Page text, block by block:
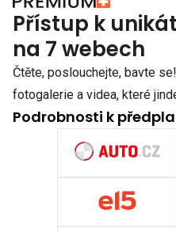
Přístup k
na 7 webech
Čtěte, poslouchejte, bavte
fotogalerie a videa, které
Podrobnosti k